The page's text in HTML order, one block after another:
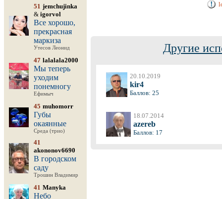
51 jemchujinka
& igorvol
Все хорошо,
прекрасная
маркиза
Утесов Леонид
47 lalalala2000
Мы теперь
уходим
понемногу
Ефимыч
45 muhomorr
Губы
окаянные
Среда (трио)
41
akononov6690
В городском
саду
Трошин Владимир
41 Manyka
Небо
Другие
20.10.2019
kir4
Баллов: 25
18.07.2014
azereb
Баллов: 17